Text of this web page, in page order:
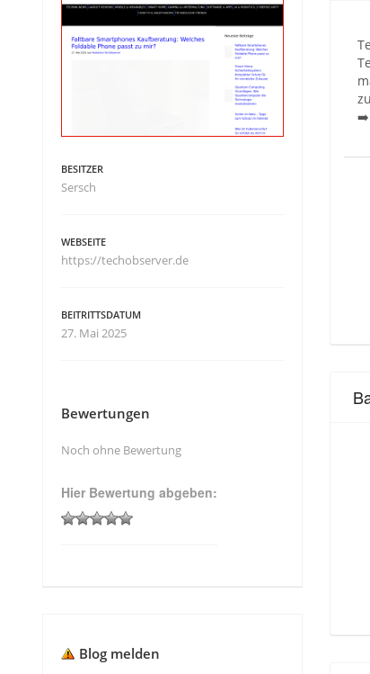
➡️
BESITZER
Sersch
WEBSEITE
https://techobserver.de
BEITRITTSDATUM
27. Mai 2025
Bewertungen
Noch ohne Bewertung
Hier Bewertung abgeben:
Blog melden